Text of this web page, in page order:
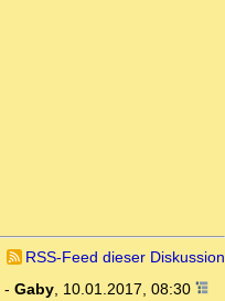
RSS-Feed dieser Diskussion
- Gaby, 10.01.2017, 08:30